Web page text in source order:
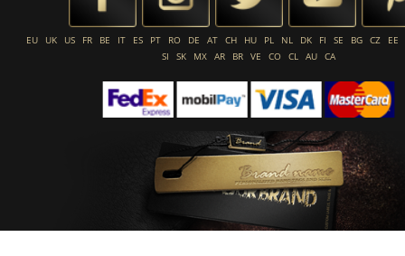
EU UK US FR BE IT ES PT RO DE AT CH HU PL NL DK FI SE BG CZ
EE
SI
SK MX AR BR VE CO CL AU CA